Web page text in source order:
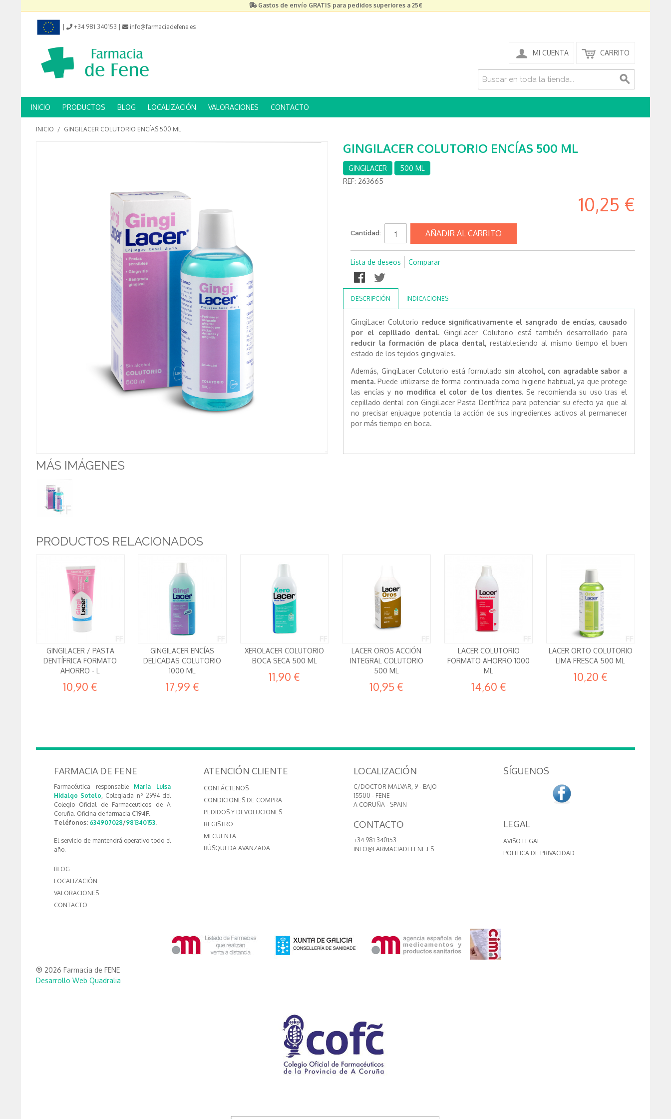
Gastos de envío GRATIS para pedidos superiores a 25€
+34 981 340153 info@farmaciadefene.es
MI CUENTA CARRITO
INICIO PRODUCTOS BLOG LOCALIZACIÓN VALORACIONES CONTACTO
INICIO / GINGILACER COLUTORIO ENCÍAS 500 ML
MÁS IMÁGENES
GINGILACER COLUTORIO ENCÍAS 500 ML
GINGILACER
500 ML
REF: 263665
10,25 €
Cantidad: AÑADIR AL CARRITO
Lista de deseos Comparar
DESCRIPCIÓN INDICACIONES
GingiLacer Colutorio reduce significativamente el sangrado de encías, causado
por el cepillado dental. GingiLacer Colutorio está también desarrollado para
reducir la formación de placa dental, restableciendo al mismo tiempo el buen
estado de los tejidos gingivales.
Además, GingiLacer Colutorio está formulado sin alcohol, con agradable sabor a
menta. Puede utilizarse de forma continuada como higiene habitual, ya que protege
las encías y no modifica el color de los dientes.Se recomienda su uso tras el
cepillado dental con GingiLacer Pasta Dentífrica para potenciar su efecto ya que al
no precisar enjuague potencia la acción de sus ingredientes activos al permanecer
por más tiempo en boca.
PRODUCTOS RELACIONADOS
GINGILACER / PASTA
DENTÍFRICA FORMATO
AHORRO - L
10,90 €
GINGILACER ENCÍAS
DELICADAS COLUTORIO
1000 ML
17,99 €
XEROLACER COLUTORIO
BOCA SECA 500 ML
11,90 €
LACER OROS ACCIÓN
INTEGRAL COLUTORIO
500 ML
10,95 €
LACER COLUTORIO
FORMATO AHORRO 1000
ML
14,60 €
LACER ORTO COLUTORIO
LIMA FRESCA 500 ML
10,20 €
FARMACIA DE FENE
Farmacéutica responsable María Luisa
Hidalgo Sotelo , Colegiada nº 2994 del
Colegio Oficial de Farmaceuticos de A
Coruña. Oficina de farmacia C194F.
Teléfonos: 634907028/981340153.
El servicio de mantendrá operativo todo el
año.
BLOG
LOCALIZACIÓN
VALORACIONES
CONTACTO
ATENCIÓN CLIENTE
CONTÁCTENOS
CONDICIONES DE COMPRA
PEDIDOS Y DEVOLUCIONES
REGISTRO
MI CUENTA
BÚSQUEDA AVANZADA
LOCALIZACIÓN
C/DOCTOR MALVAR, 9 - BAJO
15500 - FENE
A CORUÑA - SPAIN
CONTACTO
+34 981 340153
INFO@FARMACIADEFENE.ES
SÍGUENOS
LEGAL
AVISO LEGAL
POLITICA DE PRIVACIDAD
® 2026 Farmacia de FENE
Desarrollo Web Quadralia